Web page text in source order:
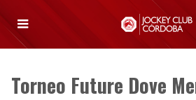
Torneo Future Dove